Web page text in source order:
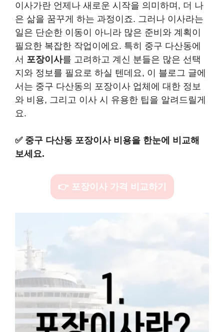
이사가란 언제나 새로운 시작을 의미하며, 더 나
은 삶을 꿈꾸게 하는 과정이죠. 그러나 이사라는
일은 단순한 이동이 아니라 많은 준비와 계획이
필요한 복잡한 작업이에요. 특히 중구 다산동에
서 포장이사를 고려하고 계신 분들은 많은 선택
지와 정보를 필요로 하실 텐데요, 이 블로그 글에
서는 중구 다산동의 포장이사 업체에 대한 정보
와 비용, 그리고 이사 시 유용한 팁을 알려드릴게
요.
✅ 중구 다산동 포장이사 비용을 한눈에 비교해
보세요.
👉 포장이사 가격 비교하기